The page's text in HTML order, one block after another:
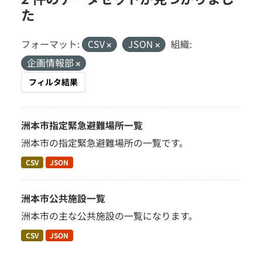
た
フォーマット: CSV JSON
組織:
企画情報部
フィルタ結果
洲本市指定緊急避難場所一覧
洲本市の指定緊急避難場所の一覧です。
CSV JSON
洲本市公共施設一覧
洲本市の主な公共施設の一覧になります。
CSV JSON